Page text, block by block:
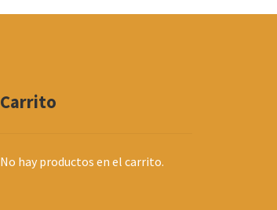
Carrito
No hay productos en el carrito.